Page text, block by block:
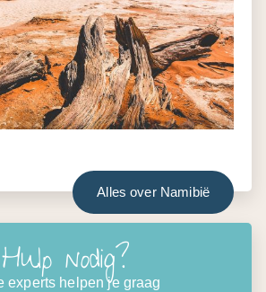
Alles over Namibië
Hulp nodig?
experts helpen je graag